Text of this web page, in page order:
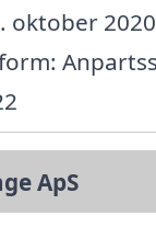
oktober
ApS